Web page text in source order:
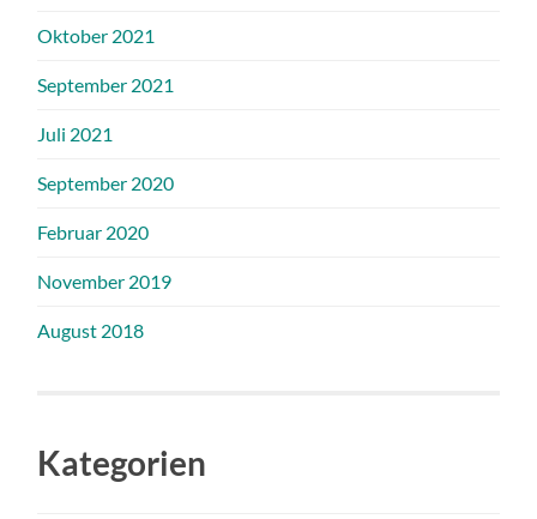
Oktober 2021
September 2021
Juli 2021
September 2020
Februar 2020
November 2019
August 2018
Kategorien